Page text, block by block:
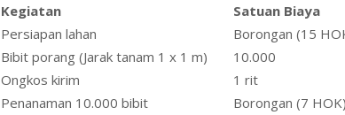
Kegiatan Satuan Biaya
Persiapan lahan Borongan (15
Bibit porang (Jarak tanam 1 x 1 m) 10.000
Ongkos kirim 1 rit
Penanaman 10.000 bibit Borongan (7 HOK)